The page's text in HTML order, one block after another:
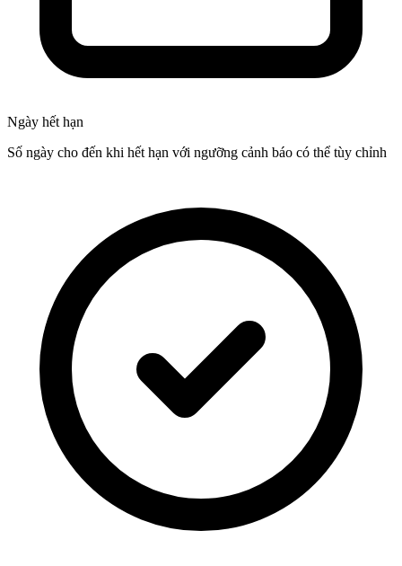
Ngày hết hạn
Số ngày cho đến khi hết hạn với ngưỡng cảnh báo có thể tùy chỉnh